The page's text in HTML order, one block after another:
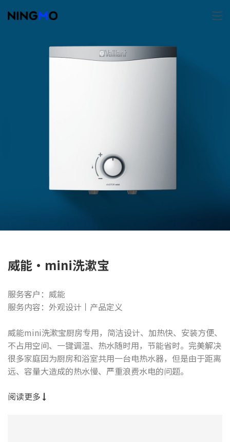
威能·mini洗漱宝
服务客户：威能
服务内容：外观设计丨产品定义
威能mini洗漱宝厨房专用，简洁设计、加热快、安装方便、
不占用空间、一键调温、热水随时用，节能省时。完美解决
很多家庭因为厨房和浴室共用一台电热水器，但是由于距离
远、容量大造成的热水慢、严重浪费水电的问题。
阅读更多